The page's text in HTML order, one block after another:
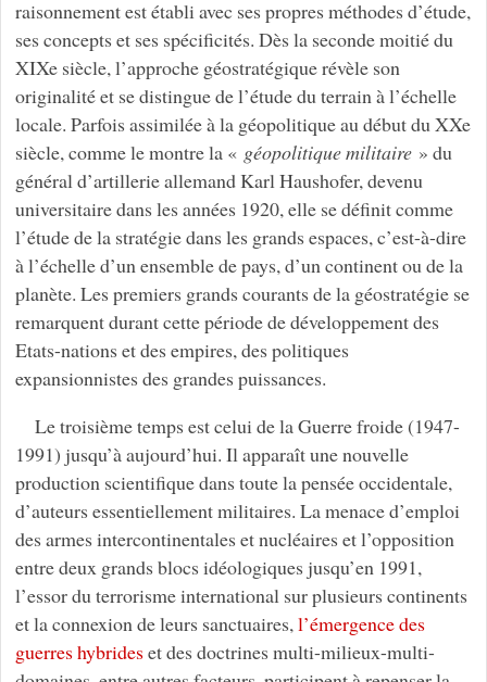
raisonnement est établi avec ses propres méthodes d’étude,
ses concepts et ses spécificités. Dès la seconde moitié du
XIXe siècle, l’approche géostratégique révèle son
originalité et se distingue de l’étude du terrain à l’échelle
locale. Parfois assimilée à la géopolitique au début du XXe
siècle, comme le montre la « géopolitique militaire» du
général d’artillerie allemand Karl Haushofer, devenu
universitaire dans les années 1920, elle se définit comme
l’étude de la stratégie dans les grands espaces, c’est-à-dire
à l’échelle d’un ensemble de pays, d’un continent ou de la
planète. Les premiers grands courants de la géostratégie se
remarquent durant cette période de développement des
Etats-nations et des empires, des politiques
expansionnistes des grandes puissances.
Le troisième temps est celui de la Guerre froide (1947-
1991) jusqu’à aujourd’hui. Il apparaît une nouvelle
production scientifique dans toute la pensée occidentale,
d’auteurs essentiellement militaires. La menace d’emploi
des armes intercontinentales et nucléaires et l’opposition
entre deux grands blocs idéologiques jusqu’en 1991,
l’essor du terrorisme international sur plusieurs continents
et la connexion de leurs sanctuaires, l’émergence des
guerres hybrideset des doctrines multi-milieux-multi-